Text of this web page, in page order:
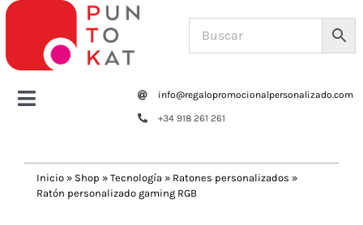
Saltar
contenido
Toggle
Tazas y botellas
info@regalopromocionalpersonalizado.com
+34 918 261 261
Inicio » Shop » Tecnología » Ratones personalizados »
Ratón personalizado gaming RGB